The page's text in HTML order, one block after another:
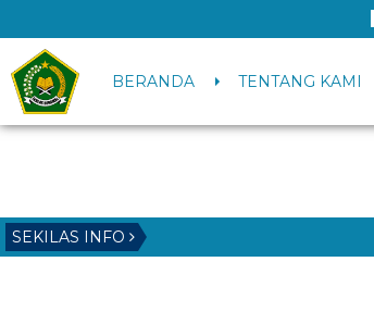
BERANDA TENTANG KAMI
SEKILAS INFO